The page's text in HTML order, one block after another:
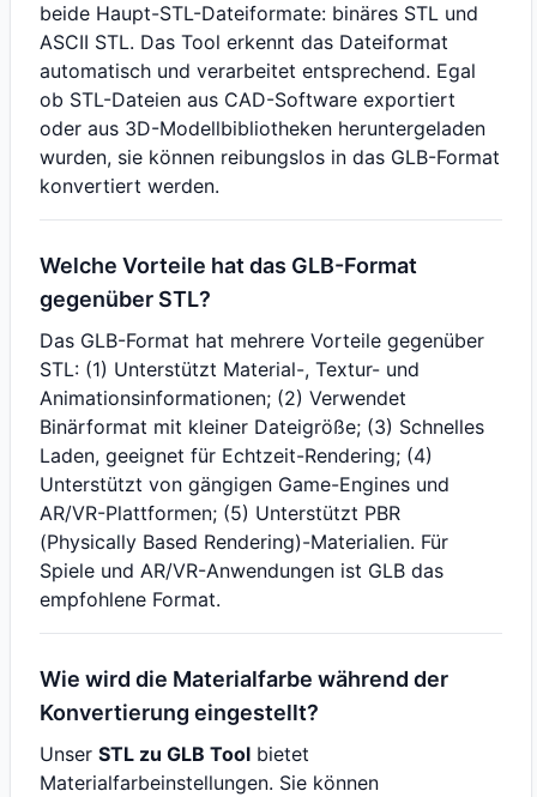
beide Haupt-STL-Dateiformate: binäres STL und
ASCII STL. Das Tool erkennt das Dateiformat
automatisch und verarbeitet entsprechend. Egal
ob STL-Dateien aus CAD-Software exportiert
oder aus 3D-Modellbibliotheken heruntergeladen
wurden, sie können reibungslos in das GLB-Format
konvertiert werden.
Welche Vorteile hat das GLB-Format
gegenüber STL?
Das GLB-Format hat mehrere Vorteile gegenüber
STL: (1) Unterstützt Material-, Textur- und
Animationsinformationen; (2) Verwendet
Binärformat mit kleiner Dateigröße; (3) Schnelles
Laden, geeignet für Echtzeit-Rendering; (4)
Unterstützt von gängigen Game-Engines und
AR/VR-Plattformen; (5) Unterstützt PBR
(Physically Based Rendering)-Materialien. Für
Spiele und AR/VR-Anwendungen ist GLB das
empfohlene Format.
Wie wird die Materialfarbe während der
Konvertierung eingestellt?
Unser STL zu GLB Tool bietet
Materialfarbeinstellungen. Sie können